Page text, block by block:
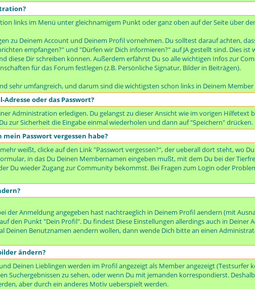
links im Menü unter gleichnamigem Punkt oder ganz oben auf der Seite über
zu Deinem Account und Deinem Profil vornehmen. Du solltest darauf achten,
empfangen?" und "Dürfen wir Dich informieren?" auf JA gestellt sind. Dies
diese Dir schreiben können. Außerdem erfährst Du so alle wichtigen Infos zur
für das Forum festlegen (z.B. Persönliche Signatur, Bilder in Beiträgen).
sehr umfangreich, und darum sind die wichtigsten schon links in Deinem
oder das Passwort?
Administration erledigen. Du gelangst zu dieser Ansicht wie im vorigen Hilfetext
zur Sicherheit die Eingabe einmal wiederholen und dann auf "Speichern" drücken.
Passwort vergessen habe?
weißt, clicke auf den Link "Passwort vergessen?", der ueberall dort steht, wo
in das Du Deinen Membernamen eingeben mußt, mit dem Du bei der
Du wieder Zugang zur Community bekommst. Bei Fragen zum Login oder
der Anmeldung angegeben hast nachtraeglich in Deinem Profil aendern (mit
den Punkt "Dein Profil". Du findest Diese Einstellungen allerdings auch in Deiner
Deinen Benutznamen aendern wollen, dann wende Dich bitte an einen
ändern?
Deinen Lieblingen werden im Profil angezeigt als Member angezeigt (Testsurfer
Suchergebnissen zu sehen, oder wenn Du mit jemanden korrespondierst.
aber durch ein anderes Motiv ueberspielt werden.